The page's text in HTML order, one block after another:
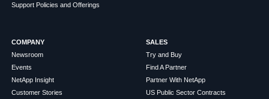
Support Policies and Offerings
COMPANY
Newsroom
Events
NetApp Insight
Customer Stories
SALES
Try and Buy
Find A Partner
Partner With NetApp
US Public Sector Contracts